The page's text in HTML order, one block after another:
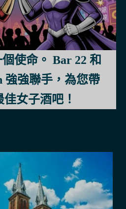
他與軍事行動相關的地標。
享個人經歷，這些體驗往往會
有新的認識。
每個人提供了一些東西；無論
客還是重複遊客，還是只是東
特部分，都很容易理解為什麼
市的熱門景點之一！前往巴黎
使命。 Bar 22 和
強強聯手，為您帶
女子酒吧！